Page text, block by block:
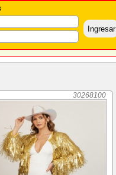
Ingresar
30268100